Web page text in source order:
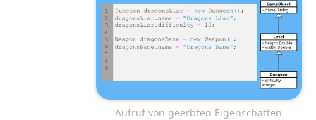
Aufruf von geerbten Eigenschaften